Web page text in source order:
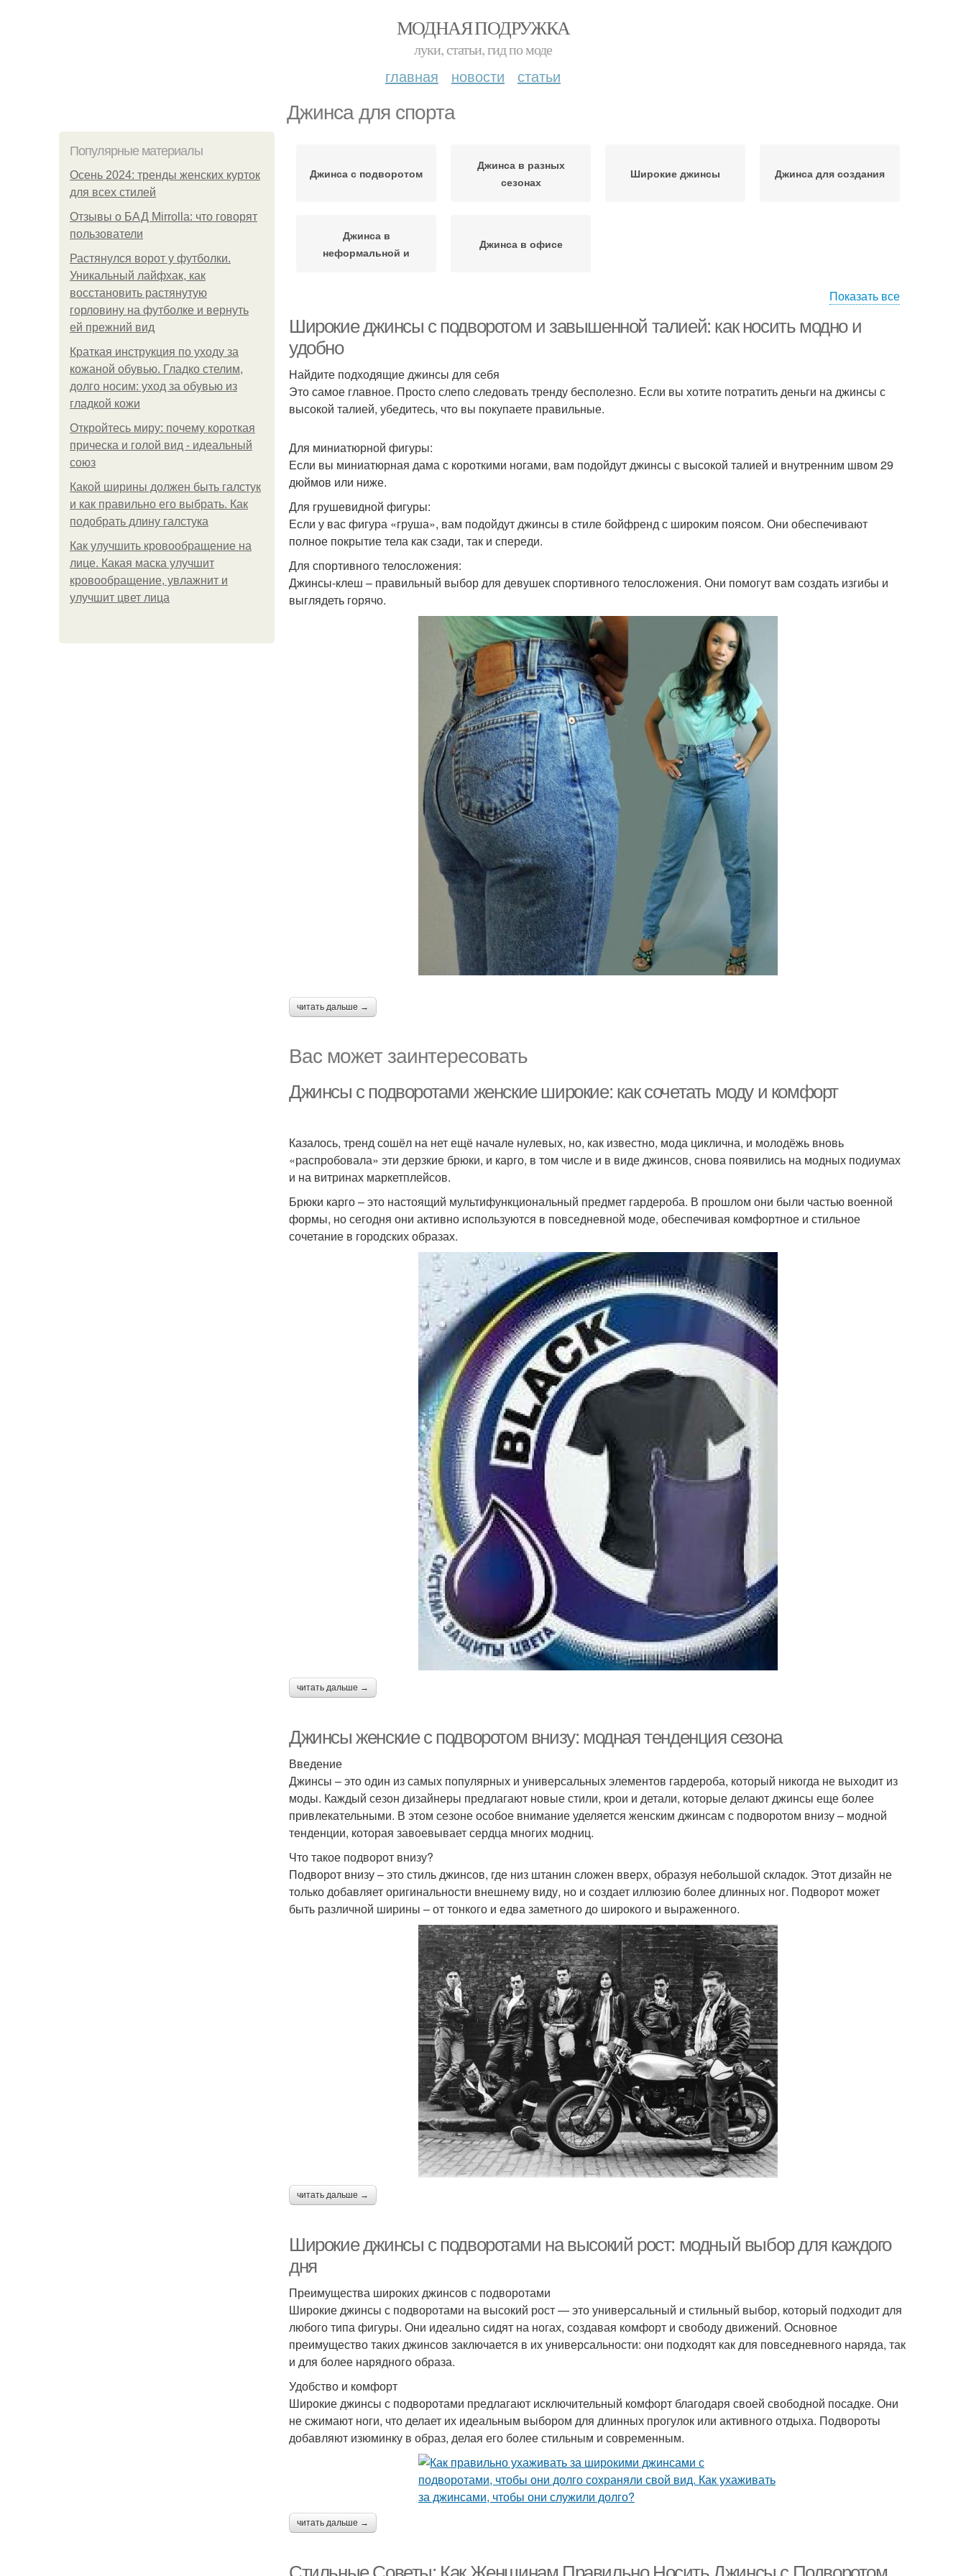
МОДНАЯ ПОДРУЖКА
луки, статьи, гид по моде
главная новости статьи
Джинса для спорта
Популярные материалы
Осень 2024: тренды женских курток
для всех стилей
Отзывы о БАД Mirrolla: что говорят
пользователи
Растянулся ворот у футболки.
Уникальный лайфхак, как
восстановить растянутую
горловину на футболке и вернуть
ей прежний вид
Краткая инструкция по уходу за
кожаной обувью. Гладко стелим,
долго носим: уход за обувью из
гладкой кожи
Откройтесь миру: почему короткая
прическа и голой вид - идеальный
союз
Какой ширины должен быть галстук
и как правильно его выбрать. Как
подобрать длину галстука
Как улучшить кровообращение на
лице. Какая маска улучшит
кровообращение, увлажнит и
улучшит цвет лица
Джинса с подворотом
Джинса в разных
сезонах
Широкие джинсы Джинса для создания
Джинса в
неформальной и
Джинса в офисе
Показать все
Широкие джинсы с подворотом и завышенной талией: как носить модно и
удобно
Найдите подходящие джинсы для себя
Это самое главное. Просто слепо следовать тренду бесполезно. Если вы хотите потратить деньги на джинсы с
высокой талией, убедитесь, что вы покупаете правильные.
Для миниатюрной фигуры:
Если вы миниатюрная дама с короткими ногами, вам подойдут джинсы с высокой талией и внутренним швом 29
дюймов или ниже.
Для грушевидной фигуры:
Если у вас фигура «груша», вам подойдут джинсы в стиле бойфренд с широким поясом. Они обеспечивают
полное покрытие тела как сзади, так и спереди.
Для спортивного телосложения:
Джинсы-клеш – правильный выбор для девушек спортивного телосложения. Они помогут вам создать изгибы и
выглядеть горячо.
читать дальше →
Вас может заинтересовать
Джинсы с подворотами женские широкие: как сочетать моду и комфорт
Казалось, тренд сошёл на нет ещё начале нулевых, но, как известно, мода циклична, и молодёжь вновь
«распробовала» эти дерзкие брюки, и карго, в том числе и в виде джинсов, снова появились на модных подиумах
и на витринах маркетплейсов.
Брюки карго – это настоящий мультифункциональный предмет гардероба. В прошлом они были частью военной
формы, но сегодня они активно используются в повседневной моде, обеспечивая комфортное и стильное
сочетание в городских образах.
читать дальше →
Джинсы женские с подворотом внизу: модная тенденция сезона
Введение
Джинсы – это один из самых популярных и универсальных элементов гардероба, который никогда не выходит из
моды. Каждый сезон дизайнеры предлагают новые стили, крои и детали, которые делают джинсы еще более
привлекательными. В этом сезоне особое внимание уделяется женским джинсам с подворотом внизу – модной
тенденции, которая завоевывает сердца многих модниц.
Что такое подворот внизу?
Подворот внизу – это стиль джинсов, где низ штанин сложен вверх, образуя небольшой складок. Этот дизайн не
только добавляет оригинальности внешнему виду, но и создает иллюзию более длинных ног. Подворот может
быть различной ширины – от тонкого и едва заметного до широкого и выраженного.
читать дальше →
Широкие джинсы с подворотами на высокий рост: модный выбор для каждого
дня
Преимущества широких джинсов с подворотами
Широкие джинсы с подворотами на высокий рост — это универсальный и стильный выбор, который подходит для
любого типа фигуры. Они идеально сидят на ногах, создавая комфорт и свободу движений. Основное
преимущество таких джинсов заключается в их универсальности: они подходят как для повседневного наряда, так
и для более нарядного образа.
Удобство и комфорт
Широкие джинсы с подворотами предлагают исключительный комфорт благодаря своей свободной посадке. Они
не сжимают ноги, что делает их идеальным выбором для длинных прогулок или активного отдыха. Подвороты
добавляют изюминку в образ, делая его более стильным и современным.
читать дальше →